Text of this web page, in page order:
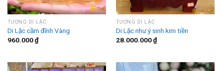
TƯỢNG DI LẶC
Di Lặc cầm đĩnh Vàng
960.000₫
TƯỢNG DI LẶC
Di Lặc như ý sinh kim tiền
28.000.000₫